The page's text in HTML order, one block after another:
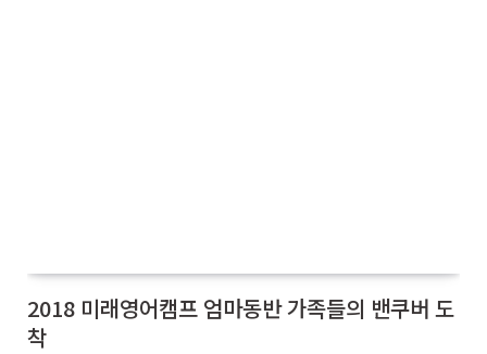
2018 미래영어캠프 엄마동반 가족들의 밴쿠버 도
착